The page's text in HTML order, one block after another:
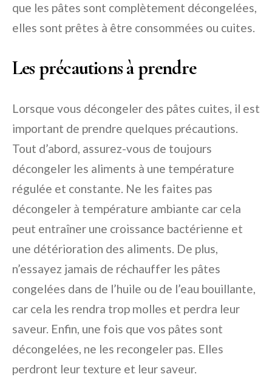
que les pâtes sont complètement décongelées,
elles sont prêtes à être consommées ou cuites.
Les précautions à prendre
Lorsque vous décongeler des pâtes cuites, il est
important de prendre quelques précautions.
Tout d’abord, assurez-vous de toujours
décongeler les aliments à une température
régulée et constante. Ne les faites pas
décongeler à température ambiante car cela
peut entraîner une croissance bactérienne et
une détérioration des aliments. De plus,
n’essayez jamais de réchauffer les pâtes
congelées dans de l’huile ou de l’eau bouillante,
car cela les rendra trop molles et perdra leur
saveur. Enfin, une fois que vos pâtes sont
décongelées, ne les recongeler pas. Elles
perdront leur texture et leur saveur.